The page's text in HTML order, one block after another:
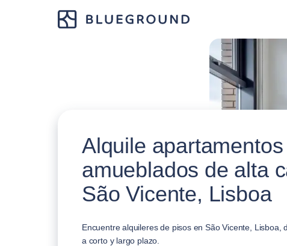
Alquile apartamentos
amueblados de alta
São Vicente, Lisboa
Encuentre alquileres de pisos en São Vicente, Lisboa,
a corto y largo plazo.